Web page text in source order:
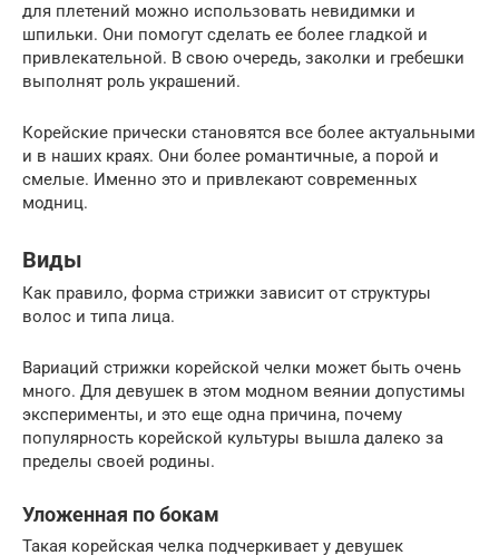
для плетений можно использовать невидимки и
шпильки. Они помогут сделать ее более гладкой и
привлекательной. В свою очередь, заколки и гребешки
выполнят роль украшений.
Корейские прически становятся все более актуальными
и в наших краях. Они более романтичные, а порой и
смелые. Именно это и привлекают современных
модниц.
Виды
Как правило, форма стрижки зависит от структуры
волос и типа лица.
Вариаций стрижки корейской челки может быть очень
много. Для девушек в этом модном веянии допустимы
эксперименты, и это еще одна причина, почему
популярность корейской культуры вышла далеко за
пределы своей родины.
Уложенная по бокам
Такая корейская челка подчеркивает у девушек